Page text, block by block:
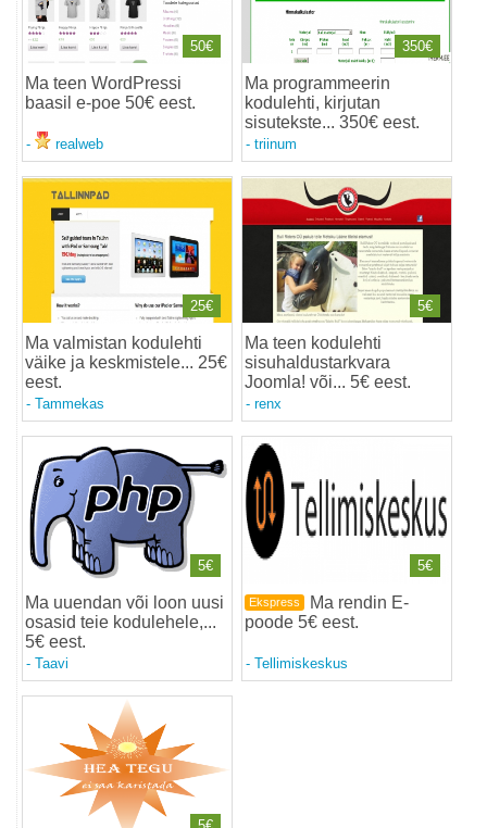
Ma teen WordPressi
baasil e-poe 50€ eest.
- realweb
50€
Ma programmeerin
kodulehti, kirjutan
sisutekste... 350€ eest.
- triinum
350€
Ma valmistan kodulehti
väike ja keskmistele... 25€
eest.
- Tammekas
25€
Ma teen kodulehti
sisuhaldustarkvara
Joomla! või... 5€ eest.
- renx
5€
Ma uuendan või loon uusi
osasid teie kodulehele,...
5€ eest.
- Taavi
5€
Ekspress
Ma rendin E-
poode 5€ eest.
- Tellimiskeskus
5€